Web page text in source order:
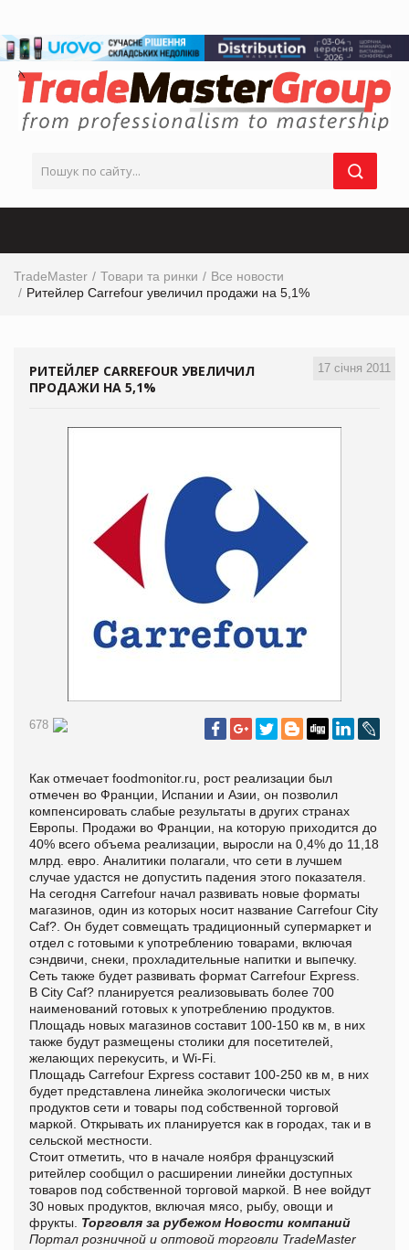
TradeMaster Товари та ринки
Все новости
Ритейлер Carrefour увеличил продажи на 5,1%
17 січня 2011
РИТЕЙЛЕР CARREFOUR УВЕЛИЧИЛ
ПРОДАЖИ НА 5,1%
678
Как отмечает foodmonitor.ru, рост реализации был
отмечен во Франции, Испании и Азии, он позволил
компенсировать слабые результаты в других странах
Европы. Продажи во Франции, на которую приходится до
40% всего объема реализации, выросли на 0,4% до 11,18
млрд. евро. Аналитики полагали, что сети в лучшем
случае удастся не допустить падения этого показателя.
На сегодня Сarrefour начал развивать новые форматы
магазинов, один из которых носит название Carrefour City
Caf?. Он будет совмещать традиционный супермаркет и
отдел с готовыми к употреблению товарами, включая
сэндвичи, снеки, прохладительные напитки и выпечку.
Сеть также будет развивать формат Carrefour Express.
В City Caf? планируется реализовывать более 700
наименований готовых к употреблению продуктов.
Площадь новых магазинов составит 100-150 кв м, в них
также будут размещены столики для посетителей,
желающих перекусить, и Wi-Fi.
Площадь Carrefour Express составит 100-250 кв м, в них
будет представлена линейка экологически чистых
продуктов сети и товары под собственной торговой
маркой. Открывать их планируется как в городах, так и в
сельской местности.
Стоит отметить, что в начале ноября французский
ритейлер сообщил о расширении линейки доступных
товаров под собственной торговой маркой. В нее войдут
30 новых продуктов, включая мясо, рыбу, овощи и
фрукты. Торговля за рубежом Новости компаний
Портал розничной и оптовой торговли TradeMaster